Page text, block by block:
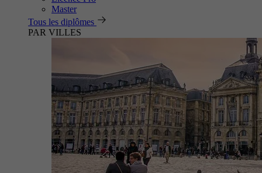
Master
Tous les diplômes
PAR VILLES